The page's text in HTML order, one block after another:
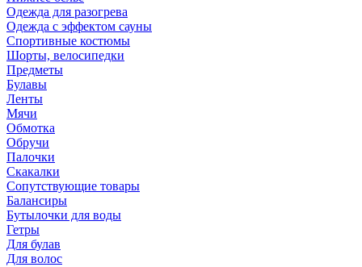
Одежда для разогрева
Одежда с эффектом сауны
Спортивные костюмы
Шорты, велосипедки
Предметы
Булавы
Ленты
Мячи
Обмотка
Обручи
Палочки
Скакалки
Сопутствующие товары
Балансиры
Бутылочки для воды
Гетры
Для булав
Для волос